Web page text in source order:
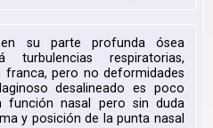
su parte profunda ósea
turbulencias respiratorias,
pero no deformidades
desalineado es poco
función nasal pero sin duda
y posición de la punta nasal